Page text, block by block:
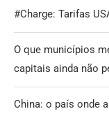
#Charge: Tarifas
O que municípios
capitais ainda não
China: o país onde